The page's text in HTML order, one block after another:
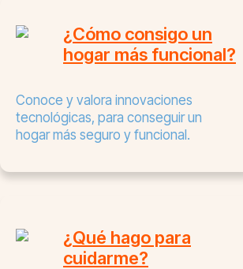
¿Cómo consigo un
hogar más funcional?
Conoce y valora innovaciones
tecnológicas, para conseguir un
hogar más seguro y funcional.
¿Qué hago para
cuidarme?